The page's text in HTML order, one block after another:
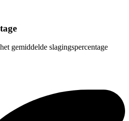
gemiddelde slagingspercentage